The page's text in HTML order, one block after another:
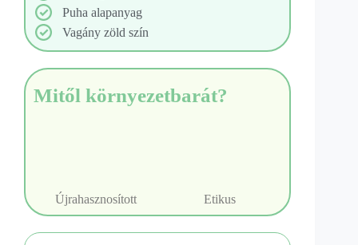
Puha alapanyag
Vagány zöld szín
Mitől környezetbarát?
Újrahasznosított Etikus